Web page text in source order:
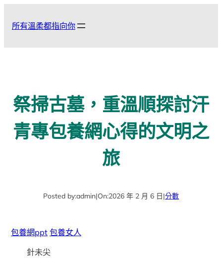
所有溫柔都指向你
祭掃古墓，重溫順探討汗
青專包養網心得的文明之
旅
Posted by:admin|On:2026 年 2 月 6 日|分數
包養網ppt 包養女人
針未尖